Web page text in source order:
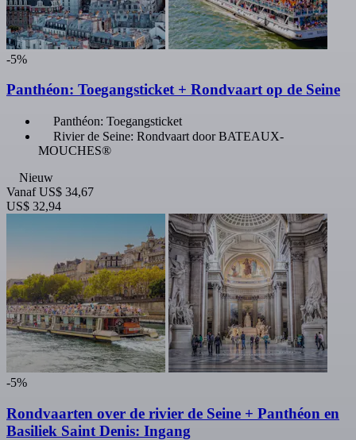
-5%
Panthéon: Toegangsticket + Rondvaart op de Seine
Panthéon: Toegangsticket
Rivier de Seine: Rondvaart door BATEAUX-
MOUCHES®
Nieuw
Vanaf US$ 34,67
US$ 32,94
-5%
Rondvaarten over de rivier de Seine + Panthéon en
Basiliek Saint Denis: Ingang